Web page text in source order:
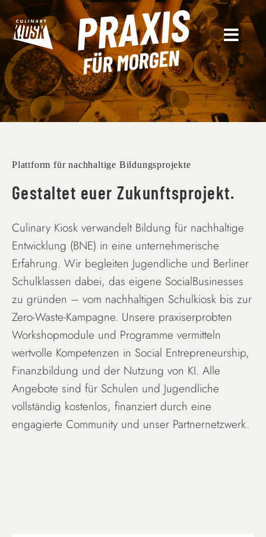
Skip
to
content
PRAXIS
FÜR MORGEN
Plattform für nachhaltige Bildungsprojekte
Gestaltet euer Zukunftsprojekt.
Culinary Kiosk verwandelt Bildung für nachhaltige
Entwicklung (BNE) in eine unternehmerische
Erfahrung. Wir begleiten Jugendliche und Berliner
Schulklassen dabei, das eigene SocialBusinesses
zu gründen – vom nachhaltigen Schulkiosk bis zur
Zero-Waste-Kampagne. Unsere praxiserprobten
Workshopmodule und Programme vermitteln
wertvolle Kompetenzen in Social Entrepreneurship,
Finanzbildung und der Nutzung von KI. Alle
Angebote sind für Schulen und Jugendliche
vollständig kostenlos, finanziert durch eine
engagierte Community und unser Partnernetzwerk.